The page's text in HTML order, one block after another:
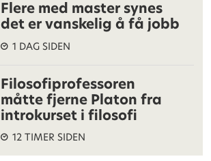
Flere med master synes
det er vanskelig å få jobb
1 DAG SIDEN
Filosofiprofessoren
måtte fjerne Platon fra
introkurset i filosofi
12 TIMER SIDEN